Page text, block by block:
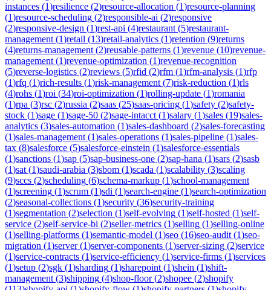
instances (1)resilience (2)resource-allocation (1)resource-planning
(1)resource-scheduling (2)responsible-ai (2)responsive
(2)responsive-design (1)rest-api (4)restaurant (5)restaurant-
management (1)retail (13)retail-analytics (1)retention (9)returns
(4)returns-management (2)reusable-patterns (1)revenue (10)revenue-
management (1)revenue-optimization (1)revenue-recognition
(5)reverse-logistics (2)reviews (5)rfid (2)rfm (1)rfm-analysis (1)rfp
(1)rfq (1)rich-results (1)risk-management (7)risk-reduction (1)rls
(4)rohs (1)roi (34)roi-optimization (1)rolling-update (1)romania
(1)rpa (3)rsc (2)russia (2)saas (25)saas-pricing (1)safety (2)safety-
stock (1)sage (1)sage-50 (2)sage-intacct (1)salary (1)sales (19)sales-
analytics (3)sales-automation (1)sales-dashboard (2)sales-forecasting
(1)sales-management (1)sales-operations (1)sales-pipeline (1)sales-
tax (8)salesforce (5)salesforce-einstein (1)salesforce-essentials
(1)sanctions (1)sap (5)sap-business-one (2)sap-hana (1)sars (2)sasb
(1)sat (1)saudi-arabia (3)sbom (1)scada (1)scalability (3)scaling
(9)sccs (2)scheduling (6)schema-markup (1)school-management
(1)screening (1)scrum (1)sdi (1)search-engine (1)search-optimization
(2)seasonal-collections (1)security (36)security-training
(1)segmentation (2)selection (1)self-evolving (1)self-hosted (1)self-
service (2)self-service-bi (2)seller-metrics (1)selling (1)selling-online
(1)selling-platforms (1)semantic-model (1)seo (16)seo-audit (1)seo-
migration (1)server(1)server-components (1)server-sizing (2)service
(1)service-contracts (1)service-efficiency (1)service-firms (1)services
(1)setup (2)sgk (1)sharding (1)sharepoint (1)shein (1)shift-
management (3)shipping (4)shop-floor(2)shopee (2)shopify